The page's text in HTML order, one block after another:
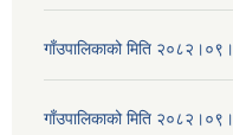
गाँउपालिकाको मिति
गाँउपालिकाको मिति